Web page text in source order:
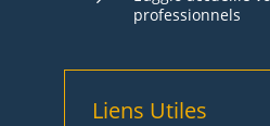
professionnels
Liens Utiles